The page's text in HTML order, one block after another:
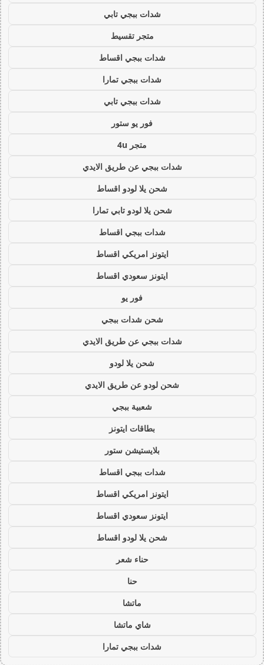
شدات ببجي تابي
متجر تقسيط
شدات ببجي اقساط
شدات ببجي تمارا
شدات ببجي تابي
فور يو ستور
متجر 4u
شدات ببجي عن طريق الايدي
شحن يلا لودو اقساط
شحن يلا لودو تابي تمارا
شدات ببجي اقساط
ايتونز امريكي اقساط
ايتونز سعودي اقساط
فور يو
شحن شدات ببجي
شدات ببجي عن طريق الايدي
شحن يلا لودو
شحن لودو عن طريق الايدي
شعبية ببجي
بطاقات ايتونز
بلايستيشن ستور
شدات ببجي اقساط
ايتونز امريكي اقساط
ايتونز سعودي اقساط
شحن يلا لودو اقساط
حناء شعر
حنا
ماتشا
شاي ماتشا
شدات ببجي تمارا